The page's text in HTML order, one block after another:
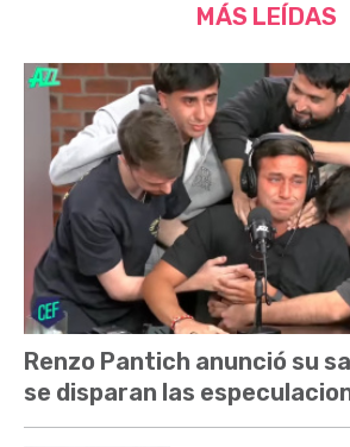
MÁS LEÍDAS
Renzo Pantich anunció su
se disparan las